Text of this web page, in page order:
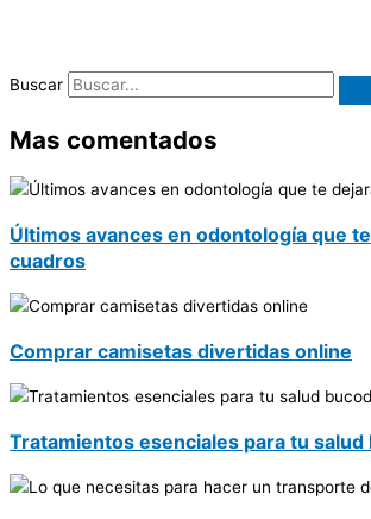
Buscar
Mas comentados
Últimos avances en odontología que
cuadros
Comprar camisetas divertidas online
Tratamientos esenciales para tu salud